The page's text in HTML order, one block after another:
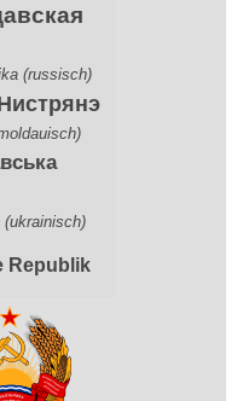
(russisch)
(ukrainisch)
Republik